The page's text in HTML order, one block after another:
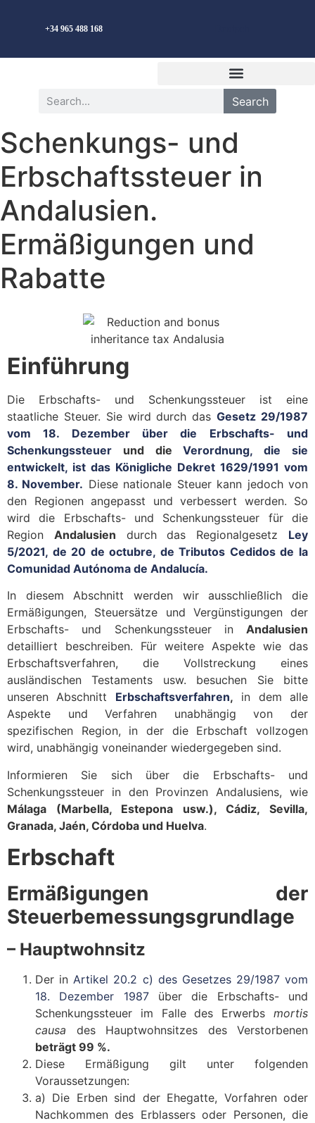
+34 965 488 168
Search
Schenkungs- und
Erbschaftssteuer in
Andalusien.
Ermäßigungen und
Rabatte
Einführung
Die Erbschafts- und Schenkungssteuer ist eine
staatliche Steuer. Sie wird durch dasGesetz 29/1987
vom 18. Dezember über die Erbschafts- und
Schenkungssteuer und dieVerordnung, die sie
entwickelt, ist das Königliche Dekret 1629/1991 vom
8. November. Diese nationale Steuer kann jedoch von
den Regionen angepasst und verbessert werden. So
wird die Erbschafts- und Schenkungssteuer für die
Region Andalusien durch das Regionalgesetz Ley
5/2021, de 20 de octubre, de Tributos Cedidos de la
Comunidad Autónoma de Andalucía.
In diesem Abschnitt werden wir ausschließlich die
Ermäßigungen, Steuersätze und Vergünstigungen der
Erbschafts- und Schenkungssteuer in Andalusien
detailliert beschreiben. Für weitere Aspekte wie das
Erbschaftsverfahren, die Vollstreckung eines
ausländischen Testaments usw. besuchen Sie bitte
unseren Abschnitt Erbschaftsverfahren, in dem alle
Aspekte und Verfahren unabhängig von der
spezifischen Region, in der die Erbschaft vollzogen
wird, unabhängig voneinander wiedergegeben sind.
Informieren Sie sich über die Erbschafts- und
Schenkungssteuer in den Provinzen Andalusiens, wie
Málaga (Marbella, Estepona usw.), Cádiz, Sevilla,
Granada, Jaén, Córdoba und Huelva.
Erbschaft
Ermäßigungen der
Steuerbemessungsgrundlage
– Hauptwohnsitz
Der inArtikel 20.2 c) des Gesetzes 29/1987 vom
18. Dezember 1987über die Erbschafts- und
Schenkungssteuer im Falle des Erwerbs mortis
causa des Hauptwohnsitzes des Verstorbenen
beträgt 99 %.
Diese Ermäßigung gilt unter folgenden
Voraussetzungen:
a) Die Erben sind der Ehegatte, Vorfahren oder
Nachkommen des Erblassers oder Personen, die